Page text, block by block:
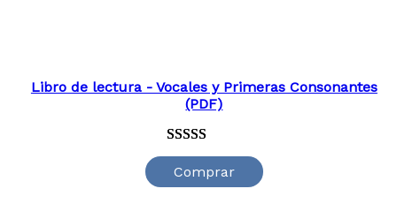
Libro de lectura - Vocales y Primeras Consonantes
(PDF)
Valorado
con4.79de
39
Comprar